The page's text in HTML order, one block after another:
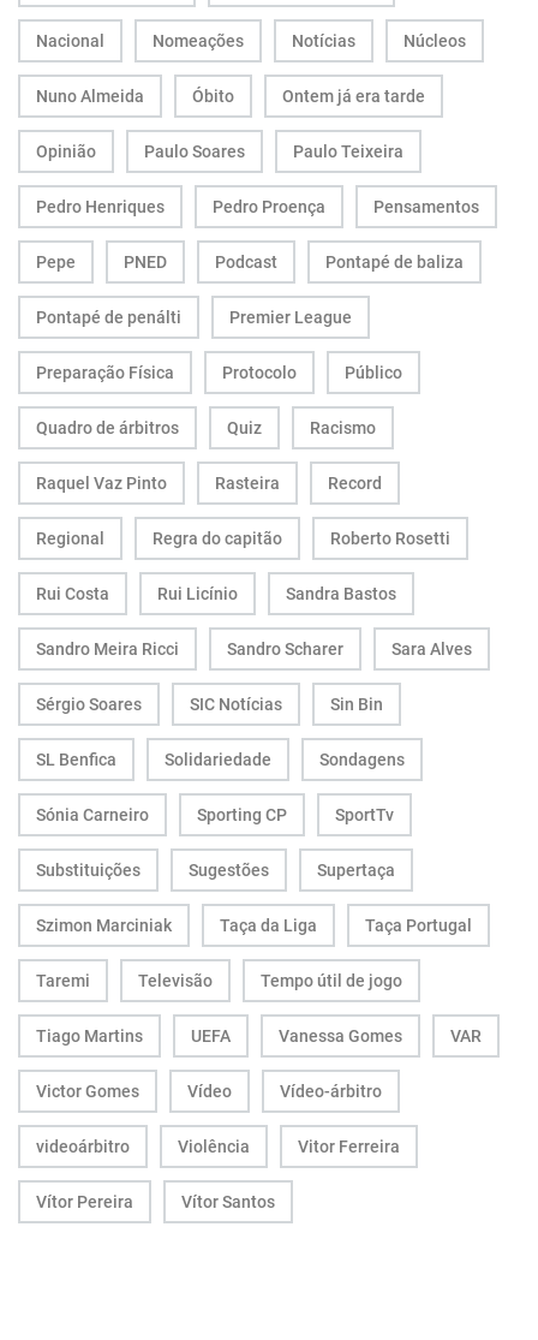
Nacional Nomeações Notícias Núcleos
Nuno Almeida Óbito Ontem já era tarde
Opinião Paulo Soares Paulo Teixeira
Pedro Henriques Pedro Proença Pensamentos
Pepe PNED Podcast Pontapé de baliza
Pontapé de penálti Premier League
Preparação Física Protocolo Público
Quadro de árbitros Quiz Racismo
Raquel Vaz Pinto Rasteira Record
Regional Regra do capitão Roberto Rosetti
Rui Costa Rui Licínio Sandra Bastos
Sandro Meira Ricci Sandro Scharer Sara Alves
Sérgio Soares SIC Notícias Sin Bin
SL Benfica Solidariedade Sondagens
Sónia Carneiro Sporting CP SportTv
Substituições Sugestões Supertaça
Szimon Marciniak Taça da Liga Taça Portugal
Taremi Televisão Tempo útil de jogo
Tiago Martins UEFA Vanessa Gomes VAR
Victor Gomes Vídeo Vídeo-árbitro
videoárbitro Violência Vitor Ferreira
Vítor Pereira Vítor Santos